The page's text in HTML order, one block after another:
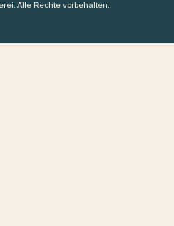
Alle Rechte vorbehalten.